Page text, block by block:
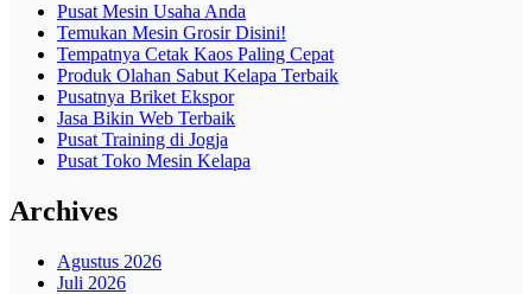
Pusat Mesin Usaha Anda
Temukan Mesin Grosir Disini!
Tempatnya Cetak Kaos Paling Cepat
Produk Olahan Sabut Kelapa Terbaik
Pusatnya Briket Ekspor
Jasa Bikin Web Terbaik
Pusat Training di Jogja
Pusat Toko Mesin Kelapa
Archives
Agustus 2026
Juli 2026